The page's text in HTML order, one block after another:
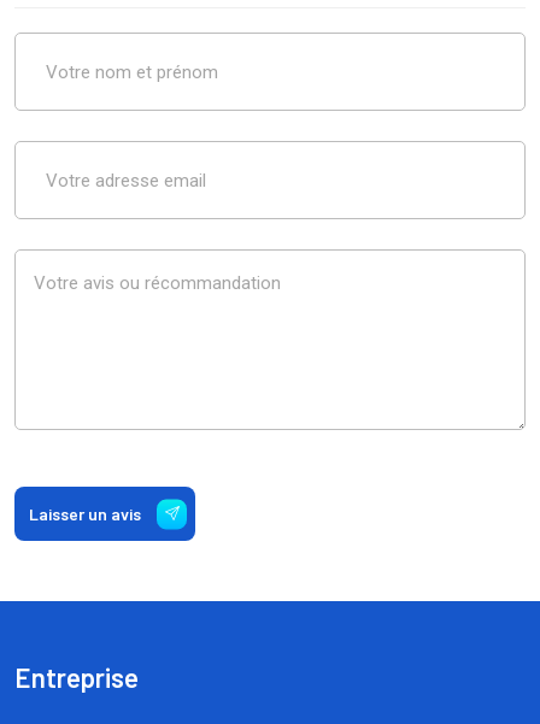
Laisser un avis
Entreprise